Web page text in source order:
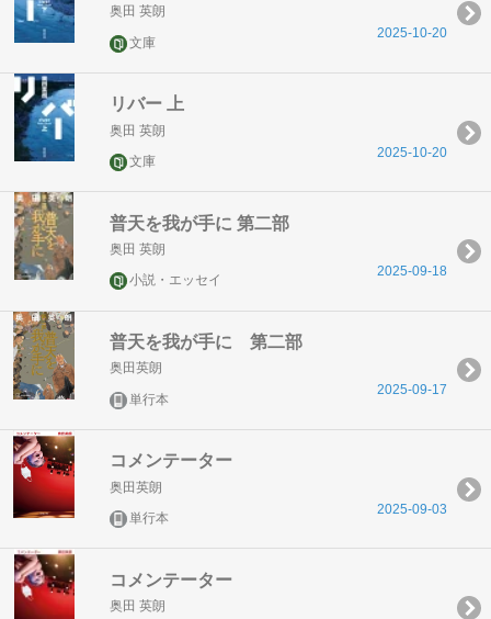
奥田 英朗
文庫
2025-10-20
リバー 上
奥田 英朗
文庫
2025-10-20
普天を我が手に 第二部
奥田 英朗
小説・エッセイ
2025-09-18
普天を我が手に 第二部
奥田英朗
単行本
2025-09-17
コメンテーター
奥田英朗
単行本
2025-09-03
コメンテーター
奥田 英朗